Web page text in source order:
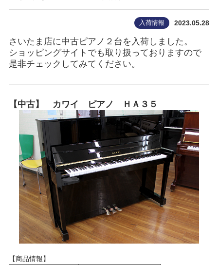
入荷情報 2023.05.28
さいたま店に中古ピアノ２台を入荷しました。
ショッピングサイトでも取り扱っておりますので
是非チェックしてみてください。
【中古】 カワイ ピアノ ＨＡ３５
【商品情報】